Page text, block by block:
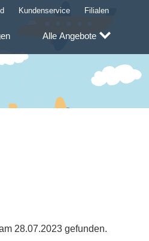
Kundenservice Filialen
Alle Angebote
28.07.2023 gefunden.